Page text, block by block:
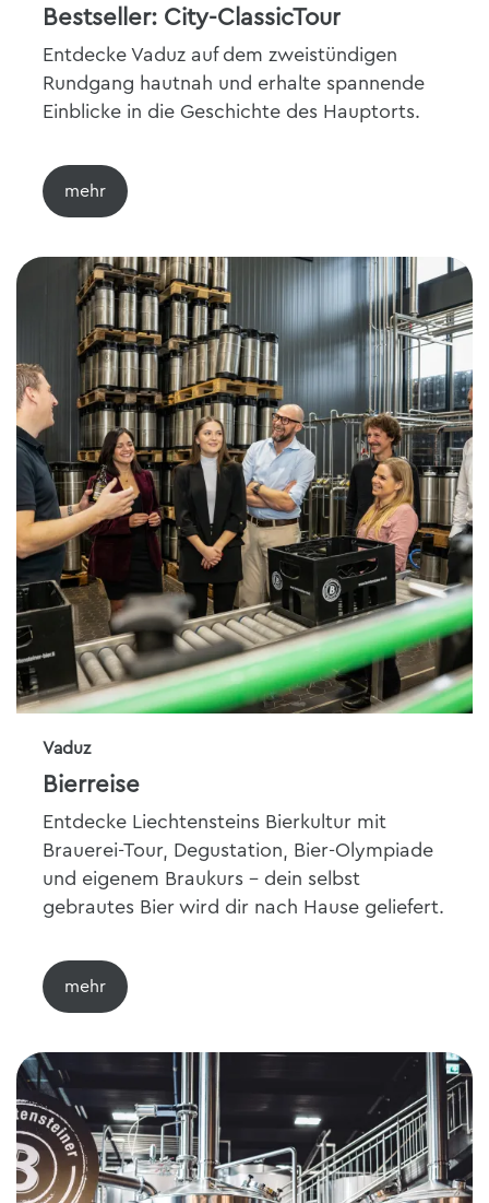
Bestseller: City-ClassicTour
Entdecke Vaduz auf dem zweistündigen
Rundgang hautnah und erhalte spannende
Einblicke in die Geschichte des Hauptorts.
Vaduz
Bierreise
Entdecke Liechtensteins Bierkultur mit
Brauerei-Tour, Degustation, Bier-Olympiade
und eigenem Braukurs - dein selbst
gebrautes Bier wird dir nach Hause geliefert.